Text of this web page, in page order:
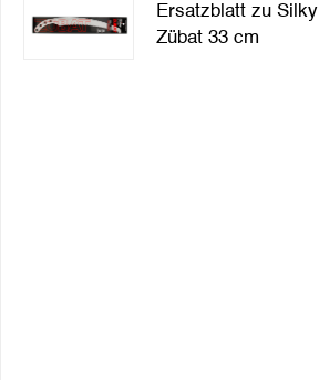
Ersatzblatt zu Silky
Zübat 33 cm